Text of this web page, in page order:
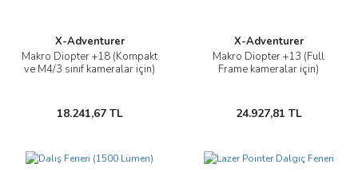
X-Adventurer
Makro Diopter +18 (Kompakt
ve M4/3 sınıf kameralar için)
18.241,67 TL
X-Adventurer
Makro Diopter +13 (Full
Frame kameralar için)
24.927,81 TL